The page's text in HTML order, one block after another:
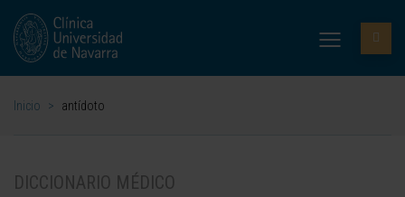
Inicio > antídoto
DICCIONARIO MÉDICO